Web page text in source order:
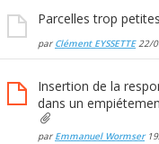
Parcelles trop
par Clément EYSSETTE22/
Insertion de la
dans un
par Emmanuel Wormser